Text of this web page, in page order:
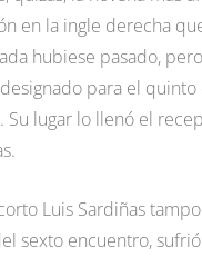
en la ingle derecha
hubiese pasado,
para el
Su lugar lo llenó el
Luis Sardiñas
sexto encuentro,